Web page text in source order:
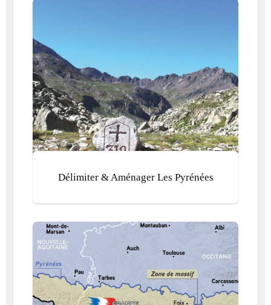
Délimiter & Aménager Les Pyrénées